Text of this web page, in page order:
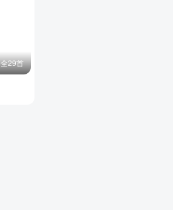
全29首